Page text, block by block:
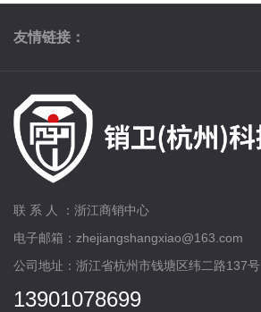
友情链接：
联 系 人 ：浙江商销中心
电子邮箱：zhejiangshangxiao@163.com
公司地址：浙江省杭州市钱塘区纬二路137号
13901078699